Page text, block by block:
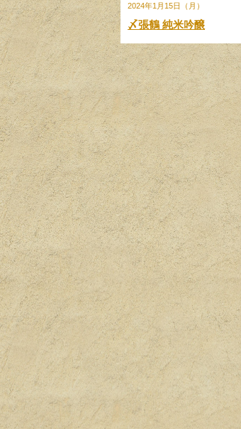
2024年1月15日（月）
〆張鶴 純米吟醸